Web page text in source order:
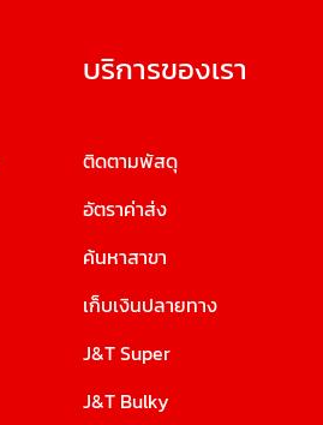
บริการของเรา
ติดตามพัสดุ
อัตราค่าส่ง
ค้นหาสาขา
เก็บเงินปลายทาง
J&T Super
J&T Bulky